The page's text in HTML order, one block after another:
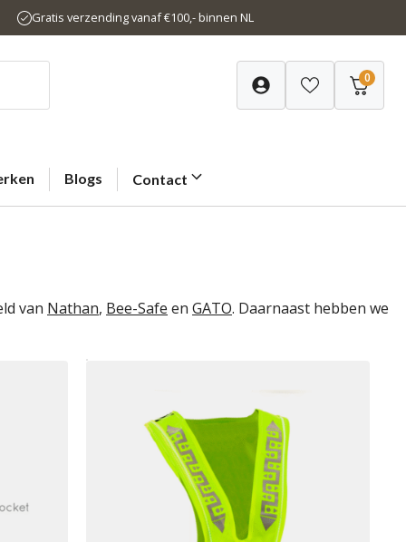
Gratis verzending vanaf €100,- binnen NL
0
Blogs Contact
van Nathan, Bee-Safe en GATO. Daarnaast hebben we